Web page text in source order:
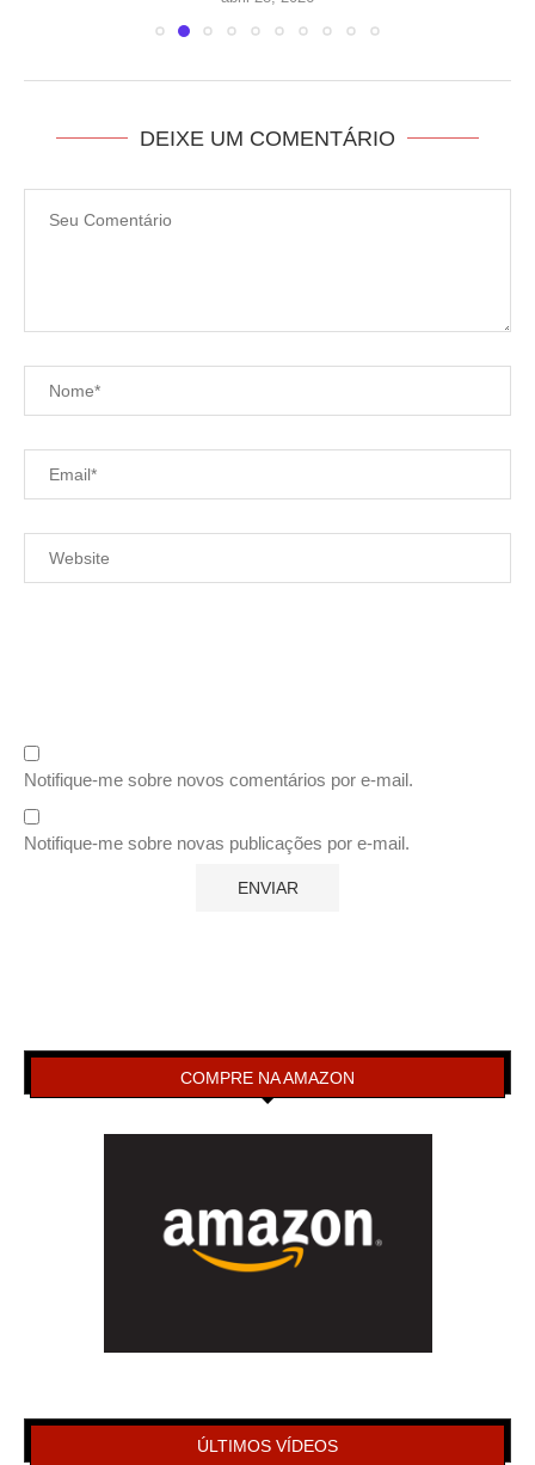
DEIXE UM COMENTÁRIO
Notifique-me sobre novos comentários por e-mail.
Notifique-me sobre novas publicações por e-mail.
COMPRE NA AMAZON
ÚLTIMOS VÍDEOS